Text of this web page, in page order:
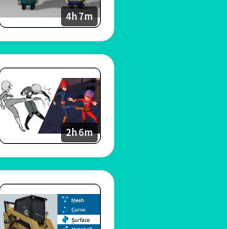
4h 7m
2h 6m